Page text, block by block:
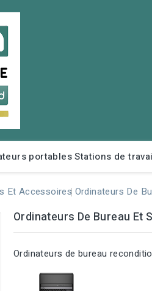
portables Stations de
Et Accessoires Ordinateurs De
Ordinateurs De Bureau Et
Ordinateurs de bureau